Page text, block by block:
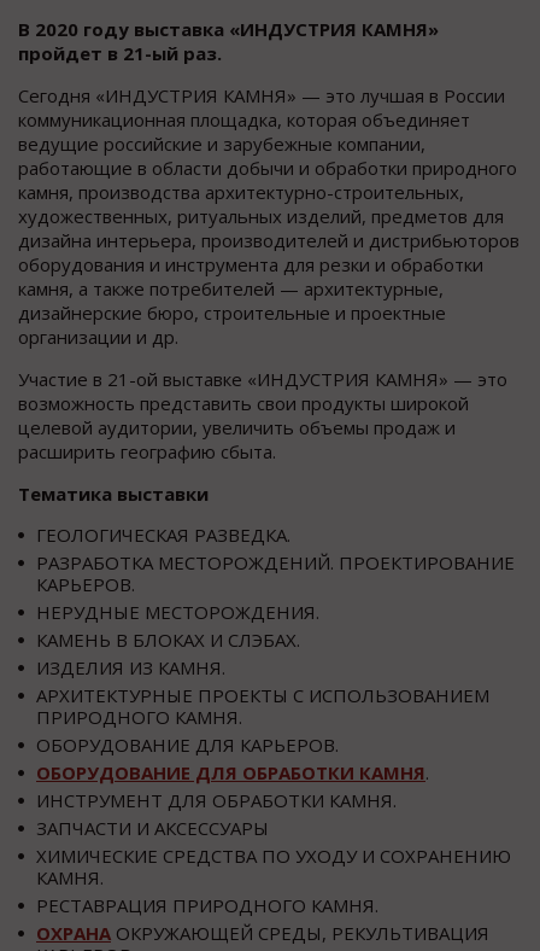
В 2020 году выставка «ИНДУСТРИЯ КАМНЯ»
пройдет в 21-ый раз.
Сегодня «ИНДУСТРИЯ КАМНЯ» — это лучшая в России
коммуникационная площадка, которая объединяет
ведущие российские и зарубежные компании,
работающие в области добычи и обработки природного
камня, производства архитектурно-строительных,
художественных, ритуальных изделий, предметов для
дизайна интерьера, производителей и дистрибьюторов
оборудования и инструмента для резки и обработки
камня, а также потребителей — архитектурные,
дизайнерские бюро, строительные и проектные
организации и др.
Участие в 21-ой выставке «ИНДУСТРИЯ КАМНЯ» — это
возможность представить свои продукты широкой
целевой аудитории, увеличить объемы продаж и
расширить географию сбыта.
Тематика выставки
ГЕОЛОГИЧЕСКАЯ РАЗВЕДКА.
РАЗРАБОТКА МЕСТОРОЖДЕНИЙ. ПРОЕКТИРОВАНИЕ
КАРЬЕРОВ.
НЕРУДНЫЕ МЕСТОРОЖДЕНИЯ.
КАМЕНЬ В БЛОКАХ И СЛЭБАХ.
ИЗДЕЛИЯ ИЗ КАМНЯ.
АРХИТЕКТУРНЫЕ ПРОЕКТЫ С ИСПОЛЬЗОВАНИЕМ
ПРИРОДНОГО КАМНЯ.
ОБОРУДОВАНИЕ ДЛЯ КАРЬЕРОВ.
ОБОРУДОВАНИЕ ДЛЯ ОБРАБОТКИ КАМНЯ.
ИНСТРУМЕНТ ДЛЯ ОБРАБОТКИ КАМНЯ.
ЗАПЧАСТИ И АКСЕССУАРЫ
ХИМИЧЕСКИЕ СРЕДСТВА ПО УХОДУ И СОХРАНЕНИЮ
КАМНЯ.
РЕСТАВРАЦИЯ ПРИРОДНОГО КАМНЯ.
ОХРАНА ОКРУЖАЮЩЕЙ СРЕДЫ, РЕКУЛЬТИВАЦИЯ